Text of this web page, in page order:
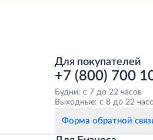
Для покупателей
+7 (800) 700
Будни: с 7 до 22 часов
Выходные: с 8 до 22
Форма обратной